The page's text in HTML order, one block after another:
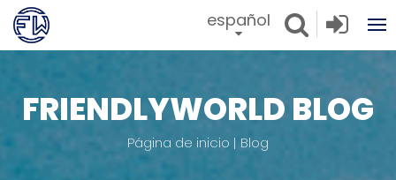
español
FRIENDLYWORLD BLOG
Página de inicio Blog